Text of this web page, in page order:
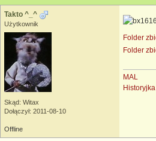
Takto ^_^
Użytkownik
Skąd: Witax
Dołączył: 2011-08-10
Folder
Folder
MAL
Offline